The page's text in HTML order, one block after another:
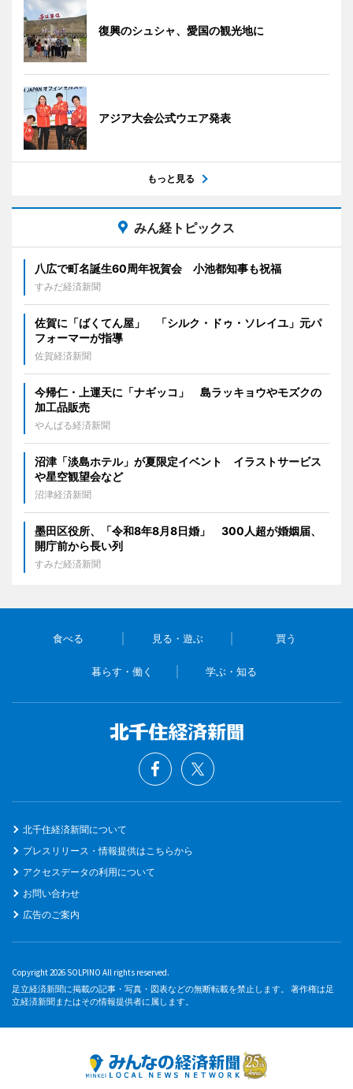
復興のシュシャ、愛国の観光地に
アジア大会公式ウエア発表
もっと見る
みん経トピックス
八広で町名誕生60周年祝賀会 小池都知事も祝福
すみだ経済新聞
佐賀に「ばくてん屋」 「シルク・ドゥ・ソレイユ」元パ
フォーマーが指導
佐賀経済新聞
今帰仁・上運天に「ナギッコ」 島ラッキョウやモズクの
加工品販売
やんばる経済新聞
沼津「淡島ホテル」が夏限定イベント イラストサービス
や星空観望会など
沼津経済新聞
墨田区役所、「令和8年8月8日婚」 300人超が婚姻届、
開庁前から長い列
すみだ経済新聞
食べる 見る・遊ぶ 買う
暮らす・働く 学ぶ・知る
北千住経済新聞について
プレスリリース・情報提供はこちらから
アクセスデータの利用について
お問い合わせ
広告のご案内
Copyright 2026 SOLPINO All rights reserved.
足立経済新聞に掲載の記事・写真・図表などの無断転載を禁止します。 著作権は足
立経済新聞またはその情報提供者に属します。